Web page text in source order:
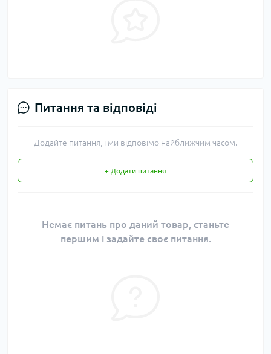
Питання та відповіді
Додайте питання, і ми відповімо найближчим часом.
+ Додати питання
Немає питань про даний товар, станьте
першим і задайте своє питання.